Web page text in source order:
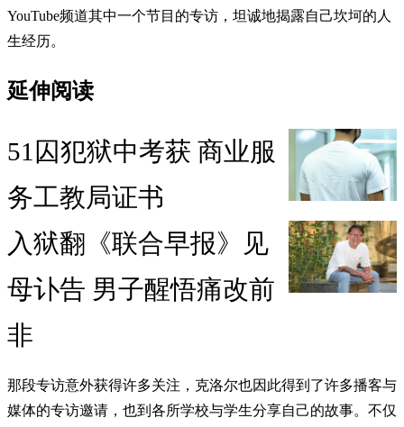
YouTube频道其中一个节目的专访，坦诚地揭露自己坎坷的人
生经历。
延伸阅读
51囚犯狱中考获 商业服
务工教局证书
入狱翻《联合早报》见
母讣告 男子醒悟痛改前
非
那段专访意外获得许多关注，克洛尔也因此得到了许多播客与
媒体的专访邀请，也到各所学校与学生分享自己的故事。不仅